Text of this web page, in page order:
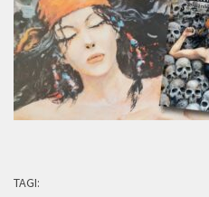
TAGI: